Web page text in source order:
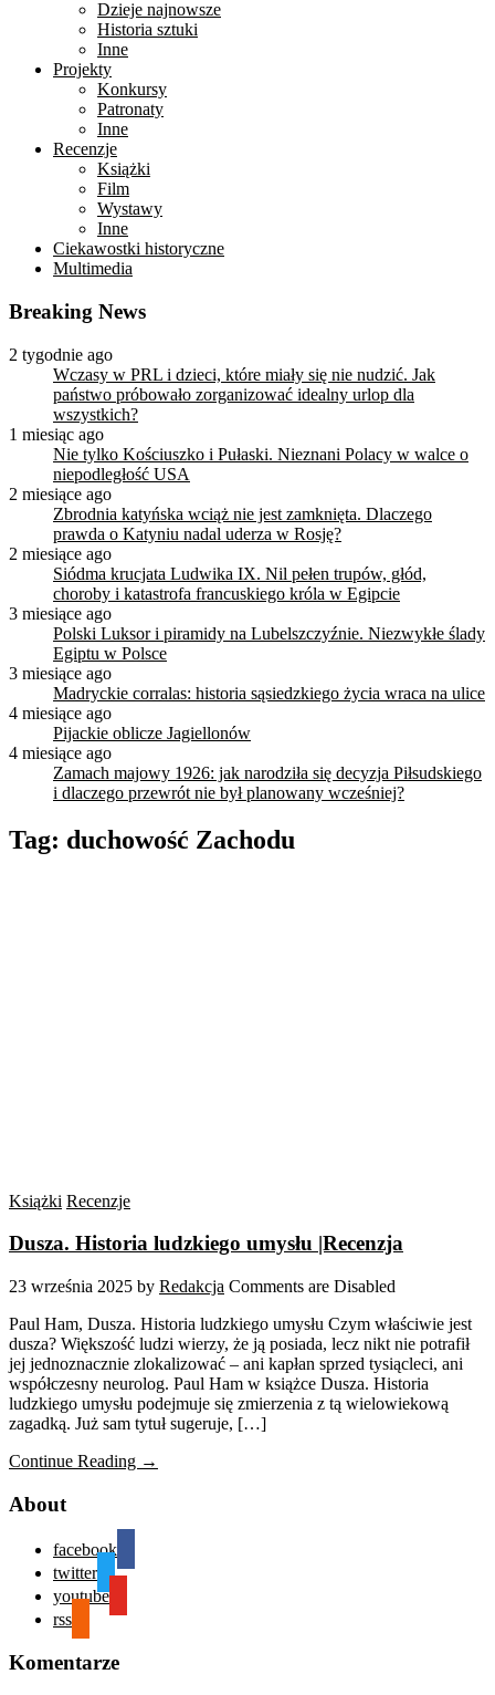
Dzieje najnowsze
Historia sztuki
Inne
Projekty
Konkursy
Patronaty
Inne
Recenzje
Książki
Film
Wystawy
Inne
Ciekawostki historyczne
Multimedia
Breaking News
2 tygodnie ago
Wczasy w PRL i dzieci, które miały się nie nudzić. Jak
państwo próbowało zorganizować idealny urlop dla
wszystkich?
1 miesiąc ago
Nie tylko Kościuszko i Pułaski. Nieznani Polacy w walce o
niepodległość USA
2 miesiące ago
Zbrodnia katyńska wciąż nie jest zamknięta. Dlaczego
prawda o Katyniu nadal uderza w Rosję?
2 miesiące ago
Siódma krucjata Ludwika IX. Nil pełen trupów, głód,
choroby i katastrofa francuskiego króla w Egipcie
3 miesiące ago
Polski Luksor i piramidy na Lubelszczyźnie. Niezwykłe ślady
Egiptu w Polsce
3 miesiące ago
Madryckie corralas: historia sąsiedzkiego życia wraca na ulice
4 miesiące ago
Pijackie oblicze Jagiellonów
4 miesiące ago
Zamach majowy 1926: jak narodziła się decyzja Piłsudskiego
i dlaczego przewrót nie był planowany wcześniej?
Tag: duchowość Zachodu
Książki Recenzje
Dusza. Historia ludzkiego umysłu |Recenzja
23 września 2025 by Redakcja Comments are Disabled
Paul Ham, Dusza. Historia ludzkiego umysłu Czym właściwie jest
dusza? Większość ludzi wierzy, że ją posiada, lecz nikt nie potrafił
jej jednoznacznie zlokalizować – ani kapłan sprzed tysiącleci, ani
współczesny neurolog. Paul Ham w książce Dusza. Historia
ludzkiego umysłu podejmuje się zmierzenia z tą wielowiekową
zagadką. Już sam tytuł sugeruje, […]
Continue Reading →
About
facebook
twitter
youtube
rss
Komentarze